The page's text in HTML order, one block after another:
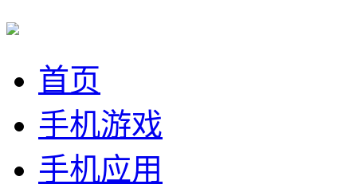
首页
手机游戏
手机应用